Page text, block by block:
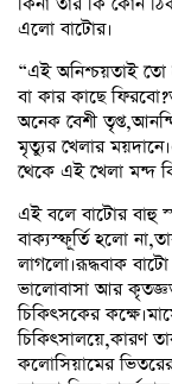
এলো বাটোর।
“এই অনিশ্চয়তাই তো
বা কার কাছে
অনেক বেশী
মৃত্যুর খেলার
থেকে এই খেলা মন্দ
এই বলে বাটোর বাহু
বাক্যস্ফূর্তি হলো
লাগলো।রূদ্ধবাক
ভালোবাসা আর
চিকিৎসকের
চিকিৎসালয়ে,কারণ
কলোসিয়ামের